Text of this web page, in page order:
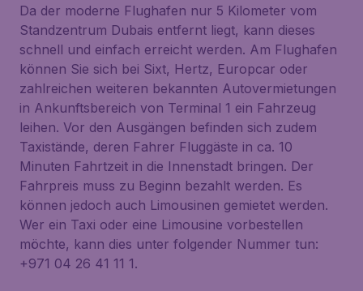
Da der moderne Flughafen nur 5 Kilometer vom
Standzentrum Dubais entfernt liegt, kann dieses
schnell und einfach erreicht werden. Am Flughafen
können Sie sich bei Sixt, Hertz, Europcar oder
zahlreichen weiteren bekannten Autovermietungen
in Ankunftsbereich von Terminal 1 ein Fahrzeug
leihen. Vor den Ausgängen befinden sich zudem
Taxistände, deren Fahrer Fluggäste in ca. 10
Minuten Fahrtzeit in die Innenstadt bringen. Der
Fahrpreis muss zu Beginn bezahlt werden. Es
können jedoch auch Limousinen gemietet werden.
Wer ein Taxi oder eine Limousine vorbestellen
möchte, kann dies unter folgender Nummer tun:
+971 04 26 41 11 1.